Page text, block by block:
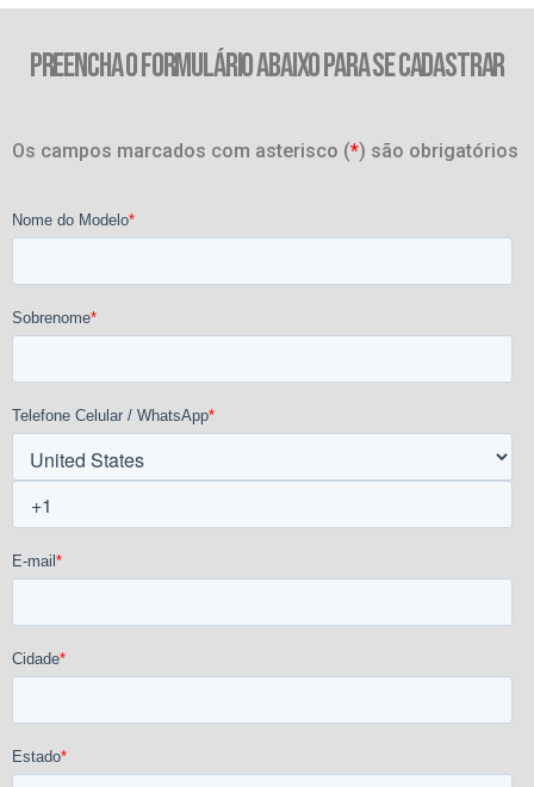
PREENCHA O FORMULÁRIO ABAIXO PARA SE CADASTRAR
Os campos marcados com asterisco (*) são obrigatórios